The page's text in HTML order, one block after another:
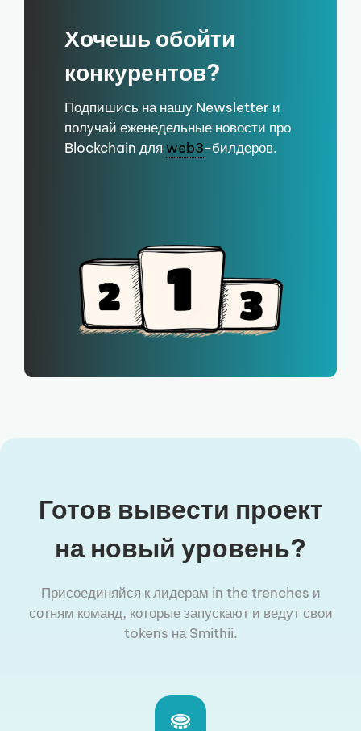
Хочешь обойти
конкурентов?
Подпишись на нашу Newsletter и
получай еженедельные новости про
Blockchain для web3-билдеров.
Готов вывести проект
на новый уровень?
Присоединяйся к лидерам in the trenches и
сотням команд, которые запускают и ведут свои
tokens на Smithii.